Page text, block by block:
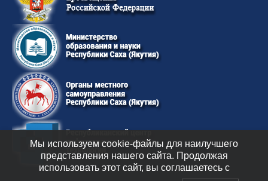
Мы используем cookie-файлы для наилучшего
представления нашего сайта. Продолжая
использовать этот сайт, вы соглашаетесь с